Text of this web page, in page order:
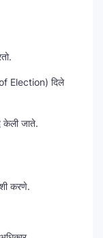
of Election) दिले
केली जाते.
करणे.